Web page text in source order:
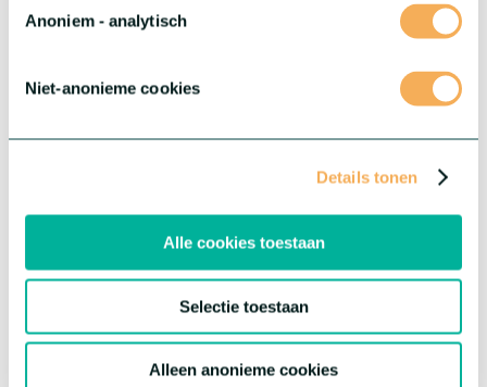
Anoniem - analytisch
Niet-anonieme cookies
Details tonen
Alle cookies toestaan
Selectie toestaan
Alleen anonieme cookies
eigen unieke kenmerken.
Meer over deze serie